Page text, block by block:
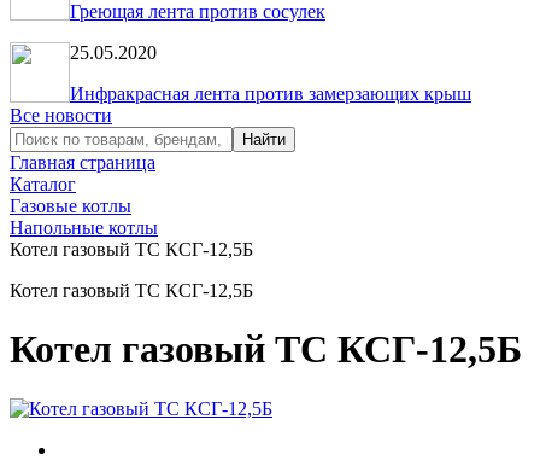
Греющая лента против сосулек
25.05.2020
Инфракрасная лента против замерзающих крыш
Все новости
Главная страница
Каталог
Газовые котлы
Напольные котлы
Котел газовый ТС КСГ-12,5Б
Котел газовый ТС КСГ-12,5Б
Котел газовый ТС КСГ-12,5Б